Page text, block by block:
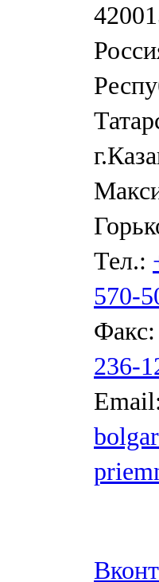
Тел.:
570-
Факс:
236-